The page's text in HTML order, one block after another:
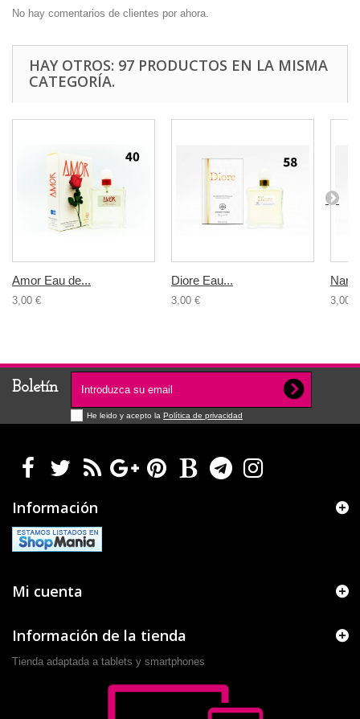
No hay comentarios de clientes por ahora.
HAY OTROS: 97 PRODUCTOS EN LA MISMA
CATEGORÍA.
Amor Eau de...
3,00 €
Diore Eau...
3,00 € 3,00 €
Boletín
He leido y acepto la Política de privacidad
Información
Mi cuenta
Información de la tienda
Tienda adaptada a tablets y smartphones